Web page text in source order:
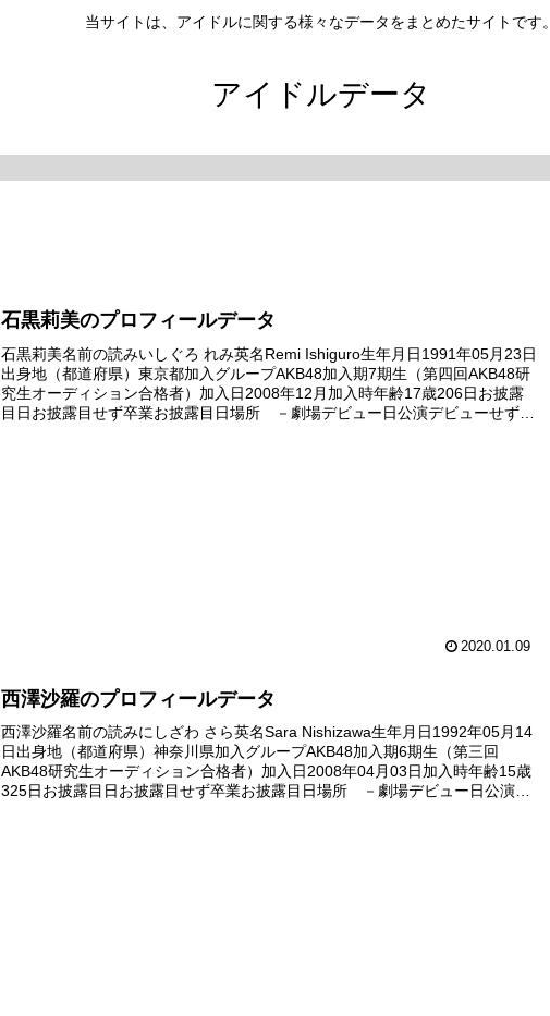
当サイトは、アイドルに関する様々なデータをまとめたサイトです。
アイドルデータ
石黒莉美のプロフィールデータ
石黒莉美名前の読みいしぐろ れみ英名Remi Ishiguro生年月日1991年05月23日
出身地（都道府県）東京都加入グループAKB48加入期7期生（第四回AKB48研
究生オーディション合格者）加入日2008年12月加入時年齢17歳206日お披露
目日お披露目せず卒業お披露目日場所 －劇場デビュー日公演デビューせず卒
2020.01.09
西澤沙羅のプロフィールデータ
西澤沙羅名前の読みにしざわ さら英名Sara Nishizawa生年月日1992年05月14
日出身地（都道府県）神奈川県加入グループAKB48加入期6期生（第三回
AKB48研究生オーディション合格者）加入日2008年04月03日加入時年齢15歳
325日お披露目日お披露目せず卒業お披露目日場所 －劇場デビュー日公演デ